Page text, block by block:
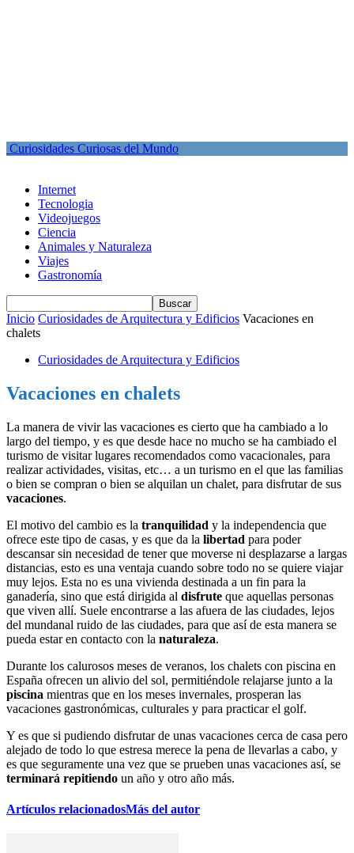
Curiosidades Curiosas del Mundo
Internet
Tecnologia
Videojuegos
Ciencia
Animales y Naturaleza
Viajes
Gastronomía
Inicio Curiosidades de Arquitectura y Edificios Vacaciones en
chalets
Curiosidades de Arquitectura y Edificios
Vacaciones en chalets
La manera de vivir las vacaciones es cierto que ha cambiado a lo
largo del tiempo, y es que desde hace no mucho se ha cambiado el
turismo de visitar lugares recomendados como vacacionales, para
realizar actividades, visitas, etc… a un turismo en el que las familias
o bien se compran o bien se alquilan un chalet, para disfrutar de sus
vacaciones.
El motivo del cambio es la tranquilidad y la independencia que
ofrece este tipo de casas, y es que da la libertad para poder
descansar sin necesidad de tener que moverse ni desplazarse a largas
distancias, esto es una ventaja cuando sobre todo no se quiere viajar
muy lejos. Esta no es una vivienda destinada a un fin para la
ganadería, sino que está dirigida al disfrute que aquellas personas
que viven allí. Suele encontrarse a las afuera de las ciudades, lejos
del mundanal ruido de las ciudades, para que así de esta manera se
pueda estar en contacto con la naturaleza.
Durante los calurosos meses de veranos, los chalets con piscina en
España ofrecen un alivio del sol, permitiéndole relajarse junto a la
piscina mientras que en los meses invernales, prosperan las
vacaciones gastronómicas, culturales y para practicar el golf.
Y es que si pudiendo disfrutar de unas vacaciones cerca de casa pero
alejado de todo lo que estresa merece la pena de llevarlas a cabo, y
es que seguramente una vez que se prueben unas vacaciones así, se
terminará repitiendo un año y otro año más.
Artículos relacionadosMás del autor